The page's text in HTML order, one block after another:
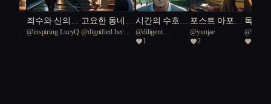
국일
죄수와 신의
경계에서
@inspiring LucyQ
고요한 동네,
수수께끼 동아
@dignified hermit
시간의 수호
자: 서울의 비
밀 추격전
@diligent
European otter 42
1
포스트 아포칼
립스의 편지
@yunjae
2
독심
녀가
에 참
@haba